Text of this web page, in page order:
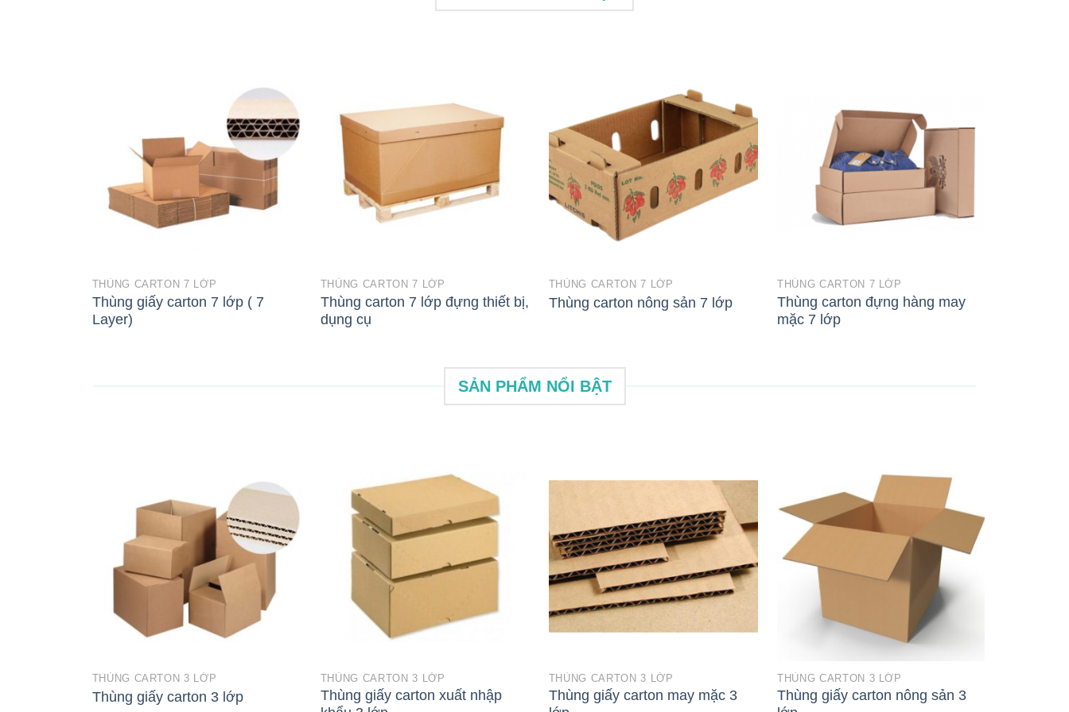
THÙNG CARTON 7 LỚP
Thùng giấy carton 7 lớp ( 7
Layer)
THÙNG CARTON 7 LỚP
Thùng carton 7 lớp đựng thiết bị,
dụng cụ
THÙNG CARTON 7 LỚP
Thùng carton nông sản 7 lớp
THÙNG CARTON 7 LỚP
Thùng carton đựng hàng may
mặc 7 lớp
SẢN PHẨM NỔI BẬT
THÙNG CARTON 3 LỚP
Thùng giấy carton 3 lớp
THÙNG CARTON 3 LỚP
Thùng giấy carton xuất nhập
THÙNG CARTON 3 LỚP
Thùng giấy carton may mặc 3
THÙNG CARTON 3 LỚP
Thùng giấy carton nông sản 3